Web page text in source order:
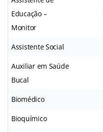
Educação –
Monitor
Assistente Social
Auxiliar em Saúde
Bucal
Biomédico
Bioquímico